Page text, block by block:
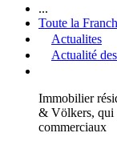
...
Toute la
Actualites
Actualité
Immobilier
& Völkers, qui
commerciaux